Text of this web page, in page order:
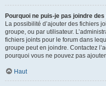
Pourquoi ne puis-je pas joindre
La possibilité d’ajouter des fichiers
groupe, ou par utilisateur.
fichiers joints pour le forum dans
groupe peut en joindre. Contactez
pourquoi vous ne pouvez pas
Haut